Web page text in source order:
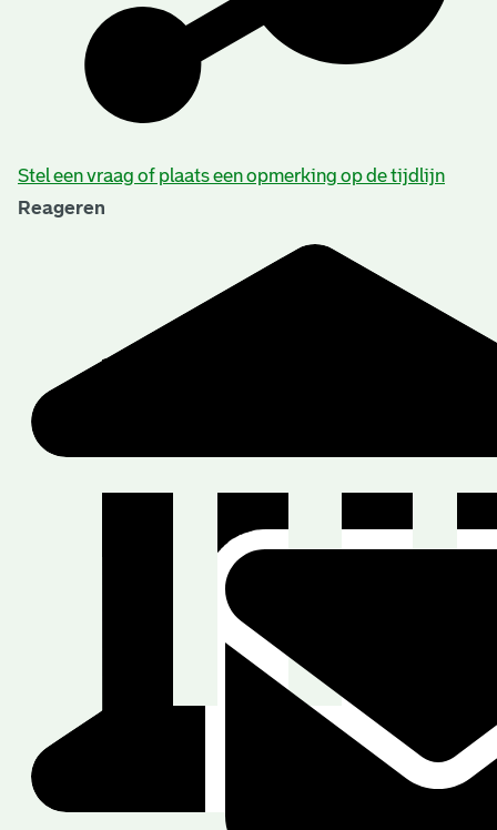
Stel een vraag of plaats een opmerking op de tijdlijn
Reageren